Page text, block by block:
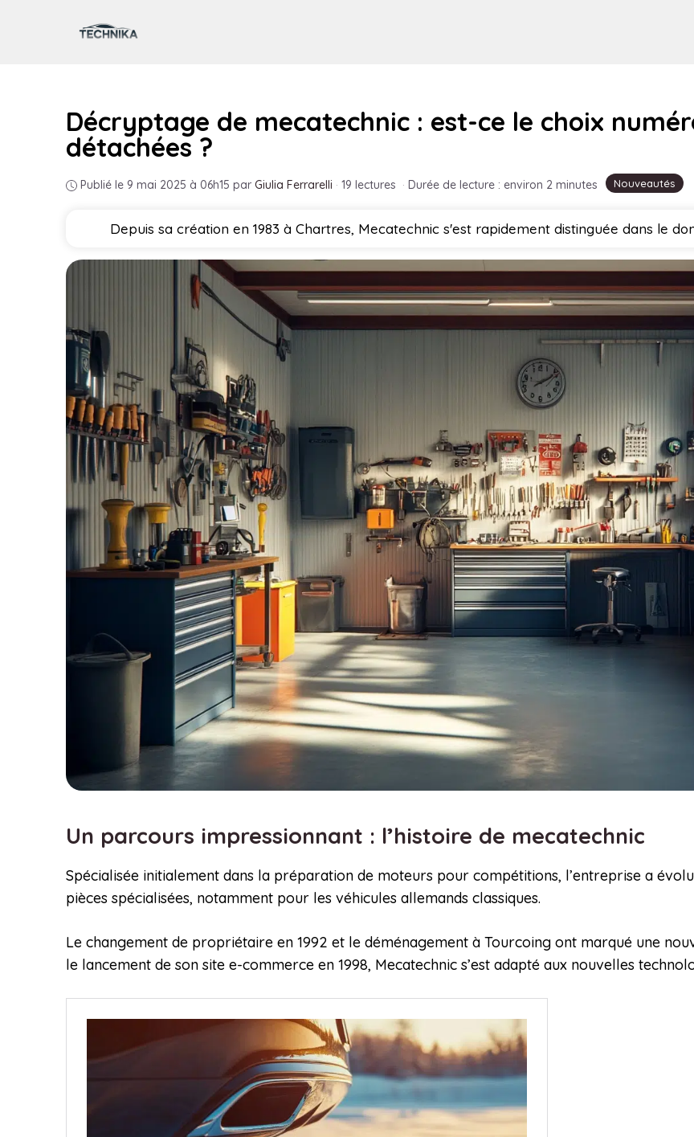
Nouveautés
Décryptage de mecatechnic : est-ce le choix
détachées ?
Publié le 9 mai 2025 à 06h15 par Giulia Ferrarelli · 19 lectures · Durée de lecture : environ 2 minutes
Depuis sa création en 1983 à Chartres, Mecatechnic s'est rapidement distinguée dans le
Un parcours impressionnant : l’histoire de mecatechnic
Spécialisée initialement dans la préparation de moteurs pour compétitions, l’entreprise a
pièces spécialisées, notamment pour les véhicules allemands classiques.
Le changement de propriétaire en 1992 et le déménagement à Tourcoing ont marqué une
le lancement de son site e-commerce en 1998, Mecatechnic s’est adapté aux nouvelles